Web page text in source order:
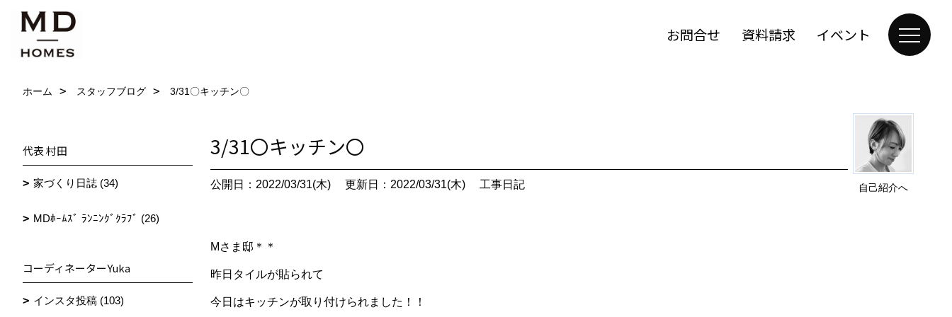
お問合せ 資料請求 イベント
ホーム スタッフブログ 3/31〇キッチン〇
自己紹介へ
3/31〇キッチン〇
公開日：2022/03/31(木) 更新日：2022/03/31(木) 工事日記
Mさま邸＊＊
昨日タイルが貼られて
今日はキッチンが取り付けられました！！
代表 村田
家づくり日誌 (34)
MDﾎｰﾑｽﾞ ﾗﾝﾆﾝｸﾞｸﾗﾌﾞ (26)
コーディネーターYuka
インスタ投稿 (103)